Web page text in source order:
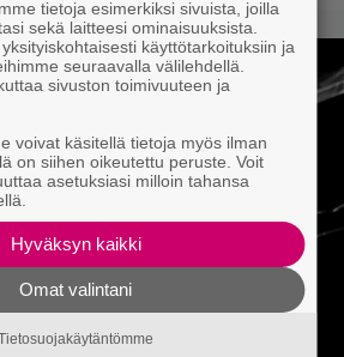
tietoja esimerkiksi sivuista, joilla
sekä laitteesi ominaisuuksista.
käyttötarkoituksiin ja
seuraavalla välilehdellä.
sivuston toimivuuteen ja
voivat käsitellä tietoja myös ilman
on siihen oikeutettu peruste. Voit
asetuksiasi milloin tahansa
Hyväksyn kaikki
Omat valintani